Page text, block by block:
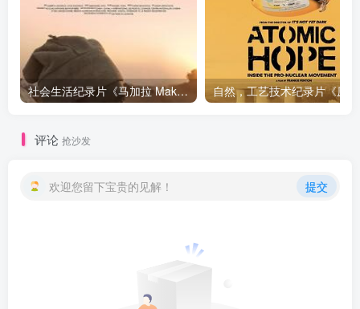
社会生活纪录片《马加拉 Makala》下载
评论 抢沙发
欢迎您留下宝贵的见解！ 提交